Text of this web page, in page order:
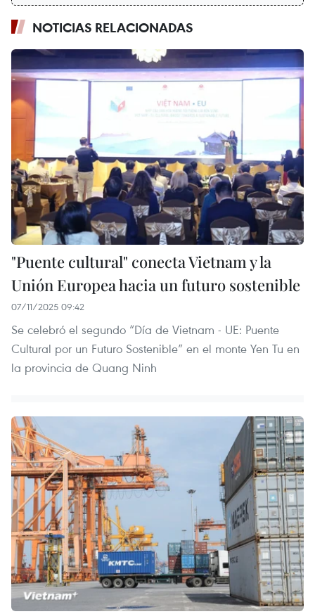
NOTICIAS RELACIONADAS
"Puente cultural" conecta Vietnam y la
Unión Europea hacia un futuro sostenible
07/11/2025 09:42
Se celebró el segundo “Día de Vietnam - UE: Puente
Cultural por un Futuro Sostenible” en el monte Yen Tu en
la provincia de Quang Ninh